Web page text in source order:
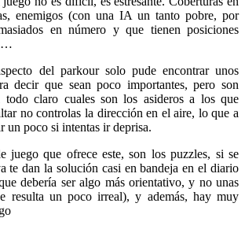
enemigos (con una IA un tanto pobre, por
en número y que tienen posiciones
del parkour solo pude encontrar unos
decir que sean poco importantes, pero son
claro cuales son los asideros a los que
no controlas la dirección en el aire, lo que a
un poco si intentas ir deprisa.
juego que ofrece este, son los puzzles, si se
te dan la solución casi en bandeja en el diario
debería ser algo más orientativo, y no unas
resulta un poco irreal), y además, hay muy